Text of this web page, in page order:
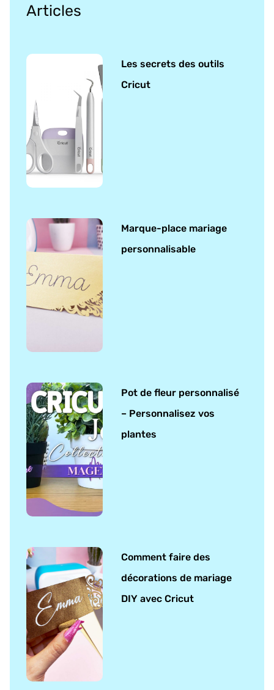
Articles
Les secrets des outils
Cricut
Marque-place mariage
personnalisable
Pot de fleur personnalisé
– Personnalisez vos
plantes
Comment faire des
décorations de mariage
DIY avec Cricut